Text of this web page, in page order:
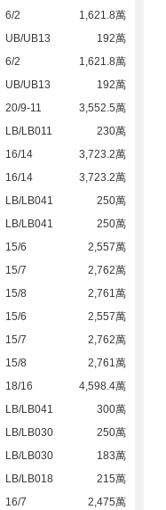
6/2
1,621.8萬
UB/UB13
192萬
6/2
1,621.8萬
UB/UB13
192萬
20/9-11
3,552.5萬
LB/LB011
230萬
16/14
3,723.2萬
16/14
3,723.2萬
LB/LB041
250萬
LB/LB041
250萬
15/6
2,557萬
15/7
2,762萬
15/8
2,761萬
15/6
2,557萬
15/7
2,762萬
15/8
2,761萬
18/16
4,598.4萬
LB/LB041
300萬
LB/LB030
250萬
LB/LB030
183萬
LB/LB018
215萬
16/7 2,475萬